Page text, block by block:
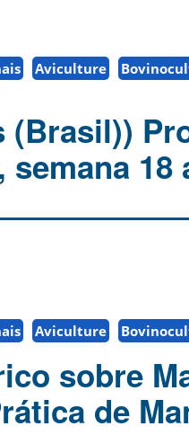
Aviculture
(Brasil))
18
Aviculture
sobre
de